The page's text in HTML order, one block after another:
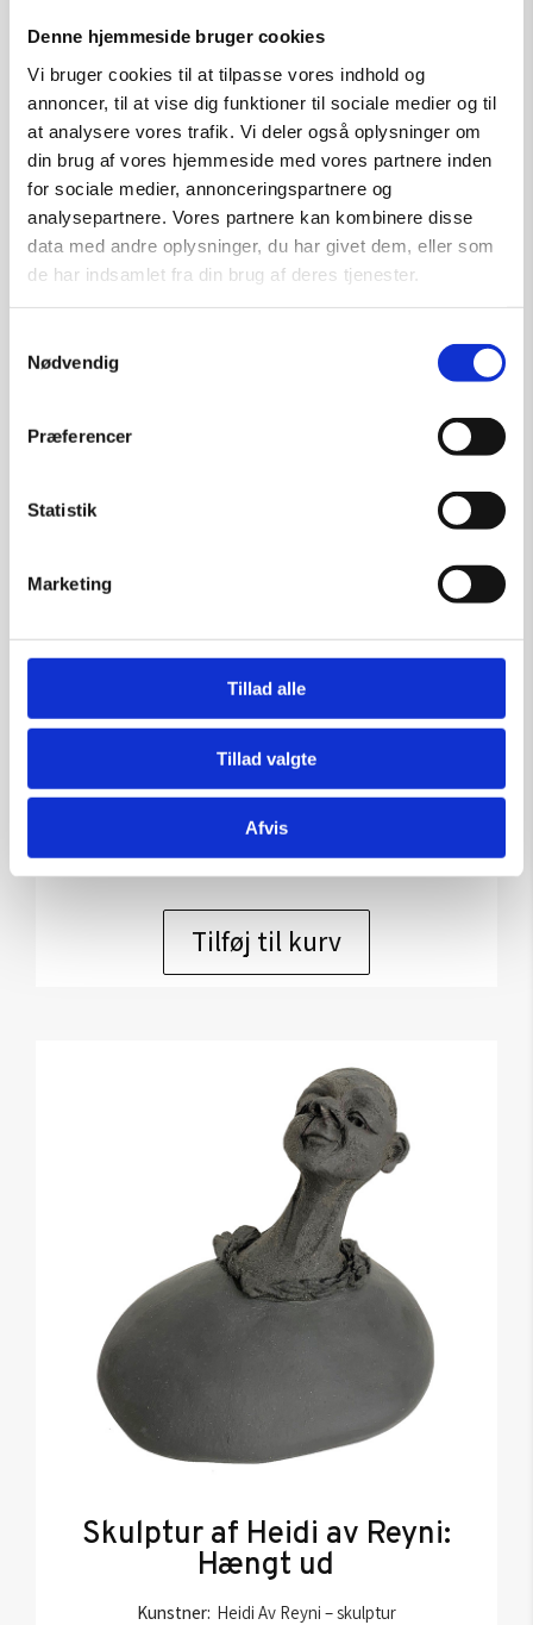
Denne hjemmeside bruger cookies
Vi bruger cookies til at tilpasse vores indhold og
annoncer, til at vise dig funktioner til sociale medier og til
at analysere vores trafik. Vi deler også oplysninger om
din brug af vores hjemmeside med vores partnere inden
for sociale medier, annonceringspartnere og
analysepartnere. Vores partnere kan kombinere disse
data med andre oplysninger, du har givet dem, eller som
de har indsamlet fra din brug af deres tjenester.
Nødvendig
Præferencer
Statistik
Marketing
Tillad alle
Tillad valgte
Afvis
6.500,00
Tilføj til kurv
Skulptur af Lone Osmann:
U/T
Kunstner: Lone Osmann
Størrelse:
kr.4.800,00
Tilføj til kurv
Skulptur af Heidi av Reyni:
Hængt ud
Kunstner: Heidi Av Reyni – skulptur